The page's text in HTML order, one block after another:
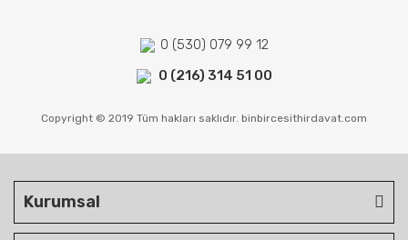
0 (530) 079 99 12
0 (216) 314 51 00
Copyright © 2019 Tüm hakları saklıdır. binbircesithirdavat.com
Kurumsal